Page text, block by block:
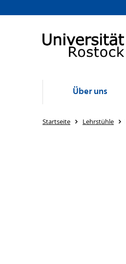
Über uns
Startseite Lehrstühle